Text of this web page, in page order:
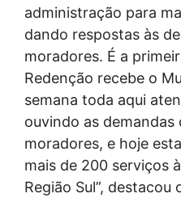
administração para
dando respostas às
moradores. É a
Redenção recebe o
semana toda aqui
ouvindo as
moradores, e hoje
mais de 200 serviços
Região Sul”, destacou